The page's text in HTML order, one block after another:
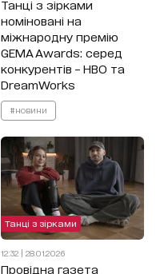
Танці з зірками
номіновані на
міжнародну премію
GEMA Awards: серед
конкурентів – HBO та
DreamWorks
#новини
Танці з зірками
12:32 | 28.01.2026
Провідна газета